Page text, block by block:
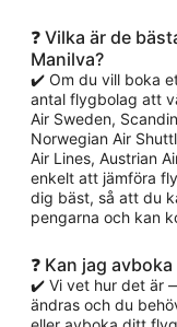
❓ Vilka är de
Manilva?
✔️ Om du vill boka
antal flygbolag att
Air Sweden,
Norwegian Air
Air Lines, Austrian
enkelt att jämföra
dig bäst, så att du
pengarna och kan
❓ Kan jag
✔️ Vi vet hur det är
ändras och du